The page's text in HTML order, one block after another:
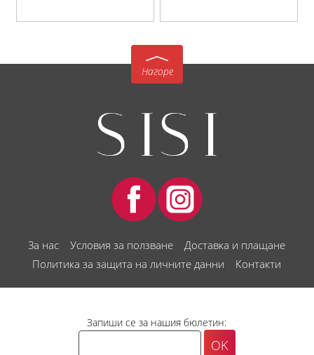
Нагоре
За нас Условия за ползване
Доставка и плащане
Политика за защита на личните данни
Контакти
Запиши се за нашия бюлетин: